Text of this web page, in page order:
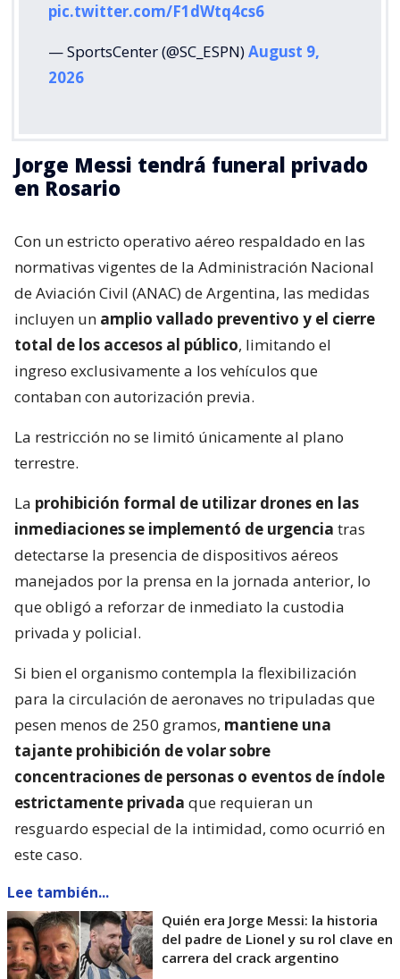
pic.twitter.com/F1dWtq4cs6
— SportsCenter (@SC_ESPN)August 9,
2026
Jorge Messi tendrá funeral privado
en Rosario
Con un estricto operativo aéreo respaldado en las
normativas vigentes de la Administración Nacional
de Aviación Civil (ANAC) de Argentina, las medidas
incluyen un amplio vallado preventivo y el cierre
total de los accesos al público, limitando el
ingreso exclusivamente a los vehículos que
contaban con autorización previa.
La restricción no se limitó únicamente al plano
terrestre.
La prohibición formal de utilizar drones en las
inmediaciones se implementó de urgencia tras
detectarse la presencia de dispositivos aéreos
manejados por la prensa en la jornada anterior, lo
que obligó a reforzar de inmediato la custodia
privada y policial.
Si bien el organismo contempla la flexibilización
para la circulación de aeronaves no tripuladas que
pesen menos de 250 gramos, mantiene una
tajante prohibición de volar sobre
concentraciones de personas o eventos de índole
estrictamente privada que requieran un
resguardo especial de la intimidad, como ocurrió en
este caso.
Lee también...
Quién era Jorge Messi: la historia
del padre de Lionel y su rol clave en
carrera del crack argentino